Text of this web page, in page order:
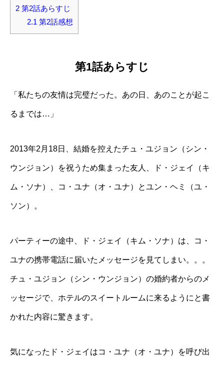
2 第2話あらすじ
2.1 第2話感想
第1話あらすじ
「私たちの友情は完璧だった。あの日、あのことが起こ
るまでは…」
2013年2月18日、結婚を控えたチュ・ユジョン（シン・
ウンジョン）を祝うため集まった友人、ド・ジェイ（キ
ム・ソナ）、コ・ユナ（オ・ユナ）とユン・ヘミ（ユ・
ソン）。
パーティーの途中、ド・ジェイ（キム・ソナ）は、コ・
ユナの携帯電話に届いたメッセージを見てしまい。。。
チュ・ユジョン（シン・ウンジョン）の婚約者からのメ
ッセージで、ホテルのスイートルームに来るようにと書
かれた内容に驚きます。
気になったド・ジェイはコ・ユナ（オ・ユナ）を呼び出